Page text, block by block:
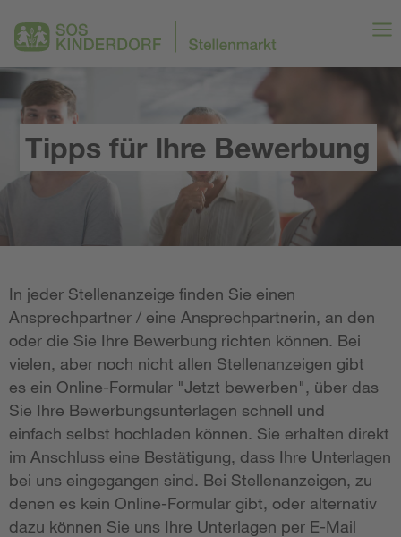
Tipps für Ihre Bewerbung
In jeder Stellenanzeige finden Sie einen
Ansprechpartner / eine Ansprechpartnerin, an den
oder die Sie Ihre Bewerbung richten können. Bei
vielen, aber noch nicht allen Stellenanzeigen gibt
es ein Online-Formular "Jetzt bewerben", über das
Sie Ihre Bewerbungsunterlagen schnell und
einfach selbst hochladen können. Sie erhalten direkt
im Anschluss eine Bestätigung, dass Ihre Unterlagen
bei uns eingegangen sind. Bei Stellenanzeigen, zu
denen es kein Online-Formular gibt, oder alternativ
dazu können Sie uns Ihre Unterlagen per E-Mail